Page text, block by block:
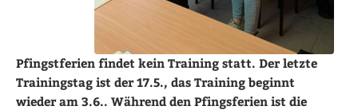
Pfingstferien findet kein Training statt. Der letzte
Trainingstag ist der 17.5., das Training beginnt
wieder am 3.6.. Während den Pfingsferien ist die